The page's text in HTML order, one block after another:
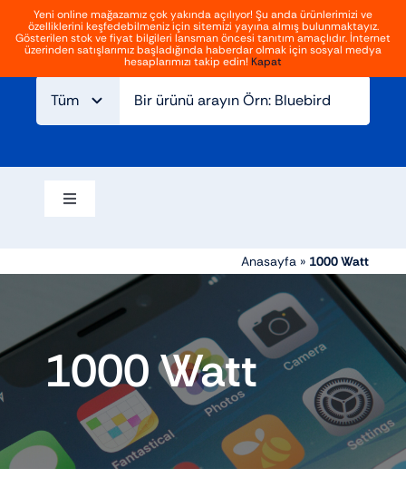
Yeni online mağazamız çok yakında açılıyor! Şu anda ürünlerimizi ve
özelliklerini keşfedebilmeniz için sitemizi yayına almış bulunmaktayız.
Gösterilen stok ve fiyat bilgileri lansman öncesi tanıtım amaçlıdır. İnternet
üzerinden satışlarımız başladığında haberdar olmak için sosyal medya
hesaplarımızı takip edin! Kapat
İçeriğe
geç
Gezinmeyi
aç/kapat
Hakkımızda
Giriş Kayıt Ol
Gezinmeyi
Aksesuarlar
Atv ve off road
Elektrikli araçlar
Anasayfa» 1000 Watt
1000 Watt